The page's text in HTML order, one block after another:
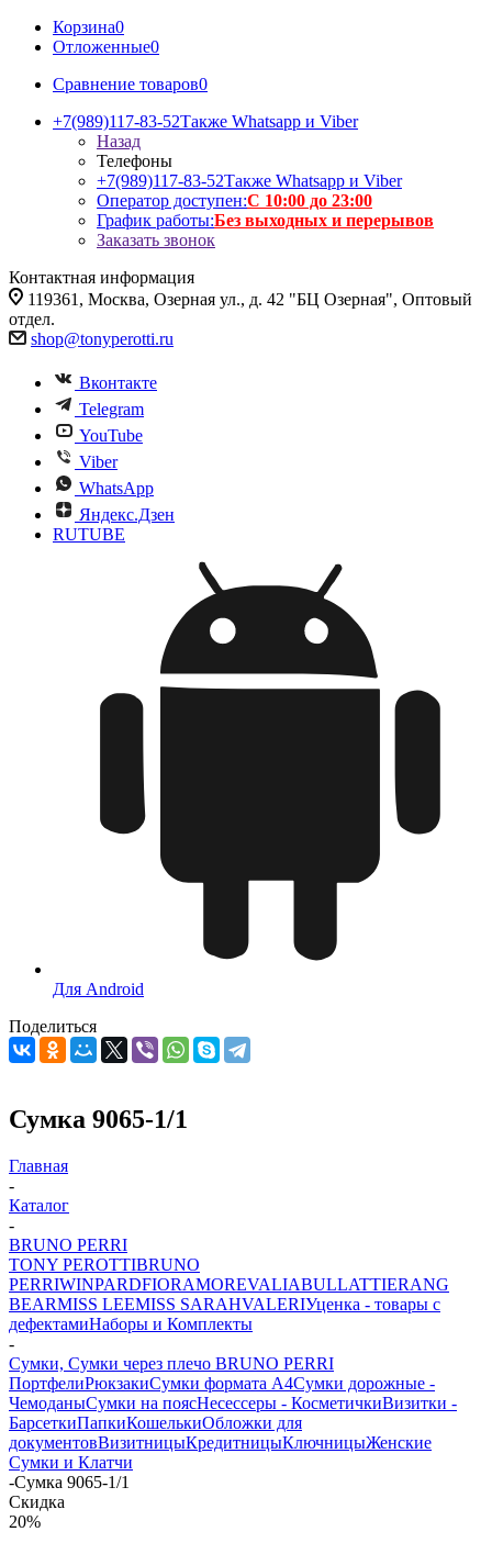
Корзина0
Отложенные0
Сравнение товаров0
+7(989)117-83-52Также Whatsapp и Viber
Назад
Телефоны
+7(989)117-83-52Также Whatsapp и Viber
Оператор доступен:С 10:00 до 23:00
График работы:Без выходных и перерывов
Заказать звонок
Контактная информация
119361, Москва, Озерная ул., д. 42 "БЦ Озерная", Оптовый
отдел.
shop@tonyperotti.ru
Вконтакте
Telegram
YouTube
Viber
WhatsApp
Яндекс.Дзен
RUTUBE
Для Android
Поделиться
Сумка 9065-1/1
Главная
-
Каталог
-
BRUNO PERRI
TONY PEROTTIBRUNO
PERRIWINPARDFIORAMOREVALIABULLATTIERANG
BEARMISS LEEMISS SARAHVALERIУценка - товары с
дефектамиНаборы и Комплекты
-
Сумки, Сумки через плечо BRUNO PERRI
ПортфелиРюкзакиСумки формата А4Сумки дорожные -
ЧемоданыСумки на поясНесессеры - КосметичкиВизитки -
БарсеткиПапкиКошелькиОбложки для
документовВизитницыКредитницыКлючницыЖенские
Сумки и Клатчи
-Сумка 9065-1/1
Скидка
20%